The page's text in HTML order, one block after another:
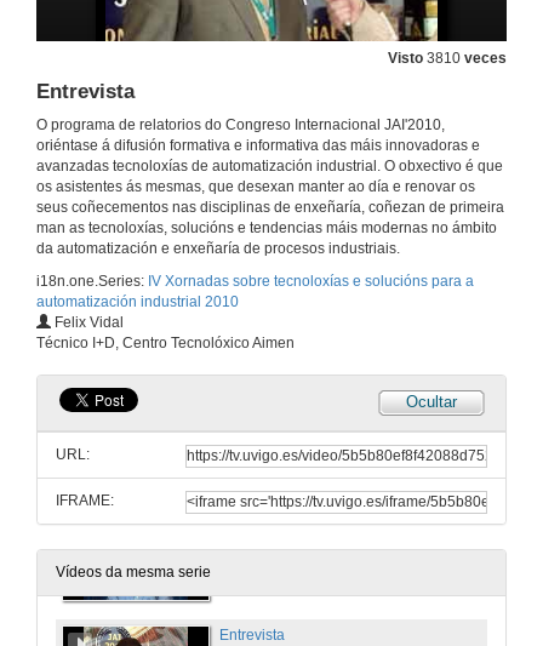
Visto 3810 veces
Entrevista
O programa de relatorios do Congreso Internacional JAI'2010,
oriéntase á difusión formativa e informativa das máis innovadoras e
avanzadas tecnoloxías de automatización industrial. O obxectivo é que
os asistentes ás mesmas, que desexan manter ao día e renovar os
seus coñecementos nas disciplinas de enxeñaría, coñezan de primeira
man as tecnoloxías, solucións e tendencias máis modernas no ámbito
da automatización e enxeñaría de procesos industriais.
i18n.one.Series: IV Xornadas sobre tecnoloxías e solucións para a
automatización industrial 2010
Felix Vidal
Técnico I+D, Centro Tecnolóxico Aimen
Ocultar
URL:
IFRAME:
Vídeos da mesma serie
16 de nov. de 2010
16 de nov. de 2010
Entrevista
16 de nov. de 2010
A estratexia PLM no sector industrial
16 de nov. de 2010
16 de nov. de 2010
Desenvolvemento dun sistema para soldadura láser robotizada en xeradores de vapor de centrais nucleares
Entrevista